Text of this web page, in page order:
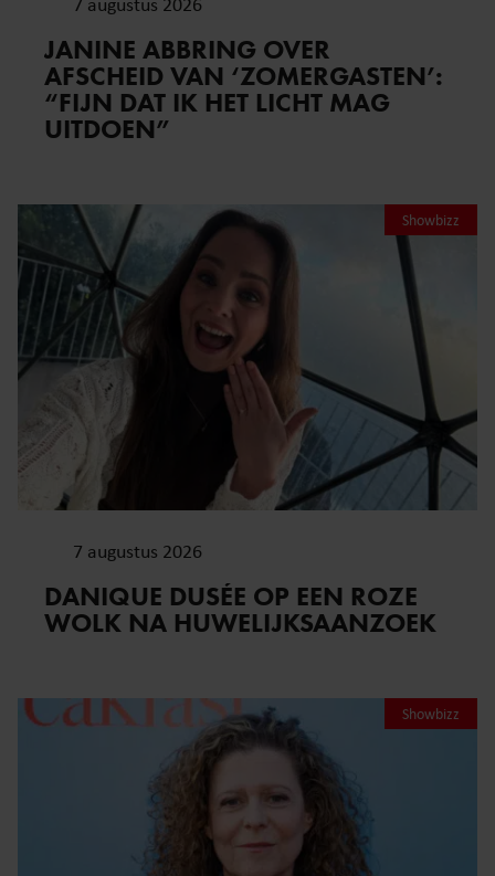
JANINE ABBRING OVER
AFSCHEID VAN ‘ZOMERGASTEN’:
“FIJN DAT IK HET LICHT MAG
UITDOEN”
Showbizz
7 augustus 2026
DANIQUE DUSÉE OP EEN ROZE
WOLK NA HUWELIJKSAANZOEK
Showbizz